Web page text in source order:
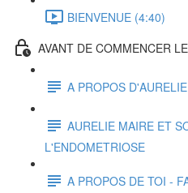
BIENVENUE (4:40)
AVANT DE COMMENCER
A PROPOS
AURELIE MAIRE ET
L'ENDOMETRIOSE
A PROPOS DE TOI -